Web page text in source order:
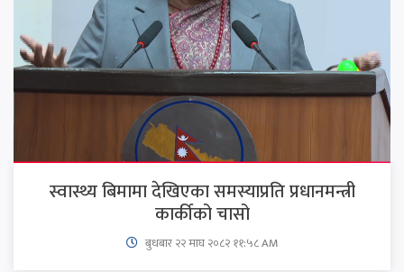
स्वास्थ्य बिमामा देखिएका समस्याप्रति प्रधानमन्त्री
कार्कीको चासो
बुधबार २२ माघ २०८२ ११:५८ AM